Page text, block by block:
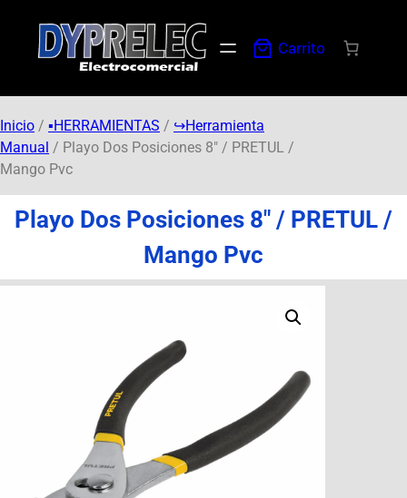
Carrito
Inicio / ▪️HERRAMIENTAS / ↪︎Herramienta
Manual / Playo Dos Posiciones 8″ / PRETUL /
Mango Pvc
Playo Dos Posiciones 8″ / PRETUL /
Mango Pvc